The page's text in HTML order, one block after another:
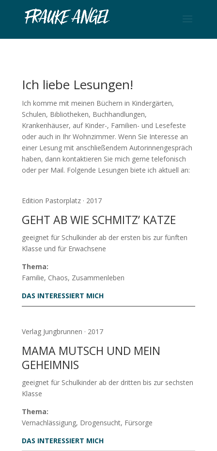
Ich liebe Lesungen!
Ich komme mit meinen Büchern in Kindergärten,
Schulen, Bibliotheken, Buchhandlungen,
Krankenhäuser, auf Kinder-, Familien- und Lesefeste
oder auch in Ihr Wohnzimmer. Wenn Sie Interesse an
einer Lesung mit anschließendem Autorinnengespräch
haben, dann kontaktieren Sie mich gerne telefonisch
oder per Mail. Folgende Lesungen biete ich aktuell an:
Edition Pastorplatz · 2017
GEHT AB WIE SCHMITZ’ KATZE
geeignet für Schulkinder ab der ersten bis zur fünften
Klasse und für Erwachsene
Thema:
Familie, Chaos, Zusammenleben
DAS INTERESSIERT MICH
Verlag Jungbrunnen · 2017
MAMA MUTSCH UND MEIN
GEHEIMNIS
geeignet für Schulkinder ab der dritten bis zur sechsten
Klasse
Thema:
Vernachlässigung, Drogensucht, Fürsorge
DAS INTERESSIERT MICH